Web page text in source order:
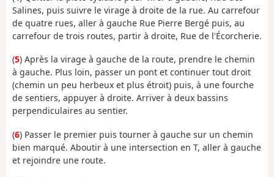
Salines, puis suivre le virage à droite de la rue. Au carrefour
de quatre rues, aller à gauche Rue Pierre Bergé puis, au
carrefour de trois routes, partir à droite, Rue de l'Écorcherie.
(5) Après la virage à gauche de la route, prendre le chemin
à gauche. Plus loin, passer un pont et continuer tout droit
(chemin un peu herbeux et plus étroit) puis, à une fourche
de sentiers, appuyer à droite. Arriver à deux bassins
perpendiculaires au sentier.
(6) Passer le premier puis tourner à gauche sur un chemin
bien marqué. Aboutir à une intersection en T, aller à gauche
et rejoindre une route.